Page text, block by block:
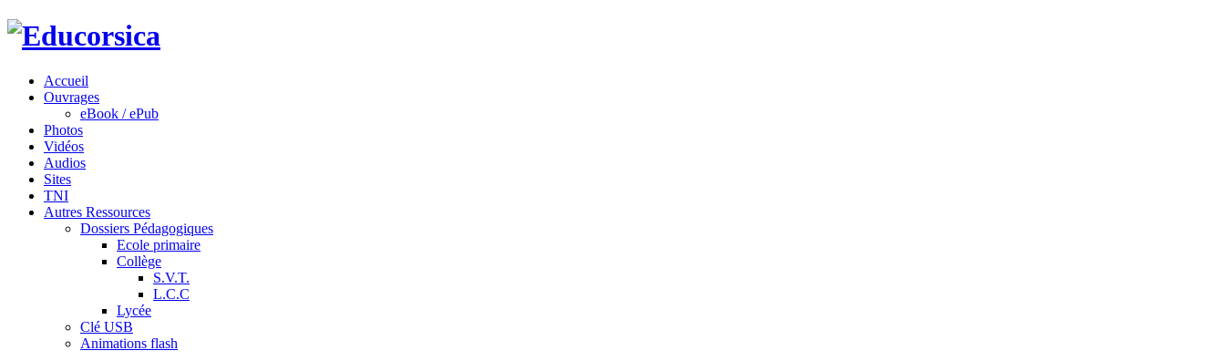
Accueil
Ouvrages
eBook / ePub
Photos
Vidéos
Audios
Sites
TNI
Autres Ressources
Dossiers Pédagogiques
Ecole primaire
Collège
S.V.T.
L.C.C
Lycée
Clé USB
Animations flash